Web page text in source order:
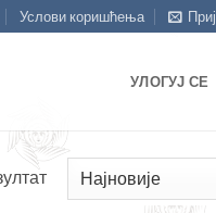
Услови коришћења
УЛОГУЈ СЕ